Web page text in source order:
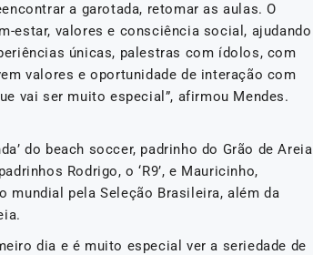
a garotada, retomar as aulas. O
estar, valores e consciência social, ajudando
únicas, palestras com ídolos, com
valores e oportunidade de interação com
vai ser muito especial”, afirmou Mendes.
do beach soccer, padrinho do Grão de Areia
Rodrigo, o ‘R9’, e Mauricinho,
mundial pela Seleção Brasileira, além da
dia e é muito especial ver a seriedade de